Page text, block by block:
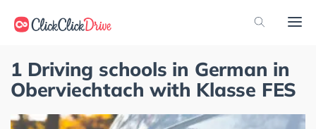
1 Driving schools in German in
Oberviechtach with Klasse FES